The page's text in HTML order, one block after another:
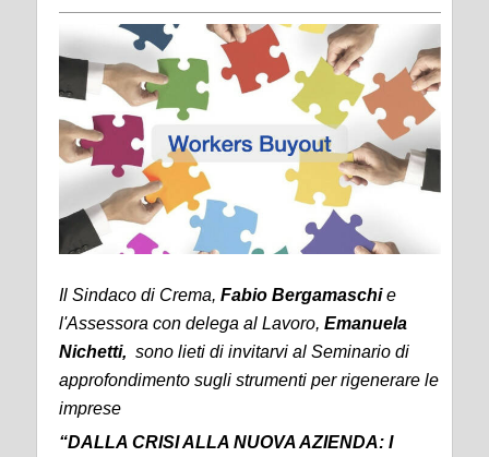
Il Sindaco di Crema, Fabio Bergamaschie
l'Assessora con delega al Lavoro, Emanuela
Nichetti, sono lieti di invitarvi al Seminario di
approfondimento sugli strumenti per rigenerare le
imprese
“DALLA CRISI ALLA NUOVA AZIENDA: I